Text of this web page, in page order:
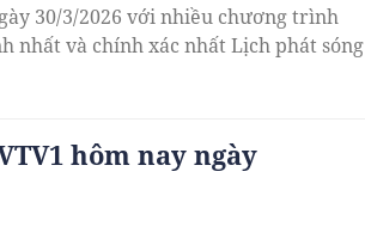
30/3/2026 với nhiều chương trình
nhất và chính xác nhất Lịch phát sóng
hôm nay ngày